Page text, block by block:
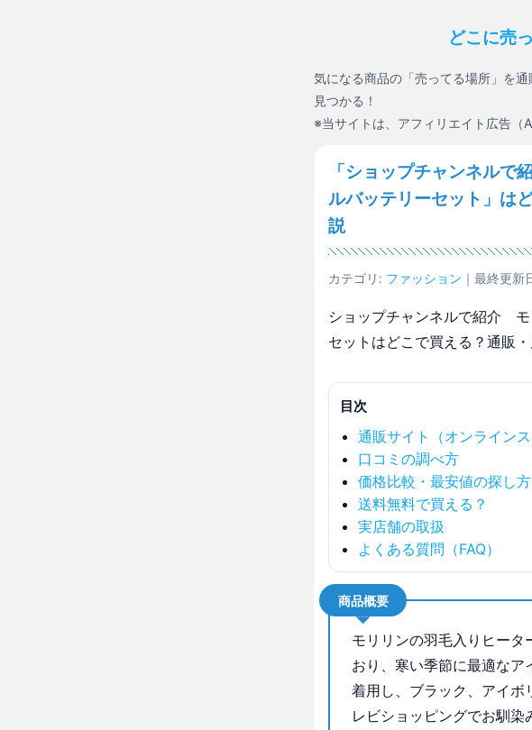
どこに売
気になる商品の「売ってる場所」を
見つかる！
※当サイトは、アフィリエイト広告（
「ショップチャンネル
ルバッテリーセット」は
説
カテゴリ: ファッション ｜最終更新
ショップチャンネルで紹介
セットはどこで買える？通販
目次
通販サイト（オンラインス
口コミの調べ方
価格比較・最安値の探し方
送料無料で買える？
実店舗の取扱
よくある質問（FAQ）
商品概要
モリリンの羽毛入りヒータ
おり、寒い季節に最適な
着用し、ブラック、アイボ
レビショッピングでお馴